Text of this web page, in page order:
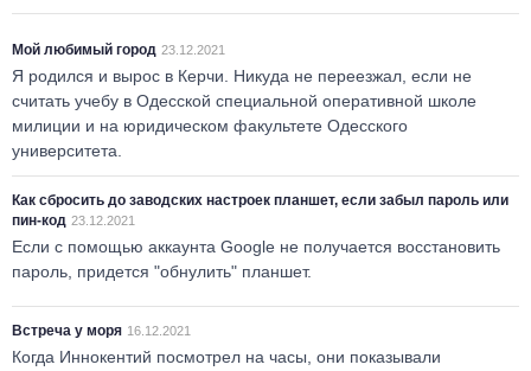
Мой любимый город 23.12.2021
Я родился и вырос в Керчи. Никуда не переезжал, если не
считать учебу в Одесской специальной оперативной школе
милиции и на юридическом факультете Одесского
университета.
Как сбросить до заводских настроек планшет, если забыл пароль или
пин-код 23.12.2021
Если с помощью аккаунта Google не получается восстановить
пароль, придется "обнулить" планшет.
Встреча у моря 16.12.2021
Когда Иннокентий посмотрел на часы, они показывали